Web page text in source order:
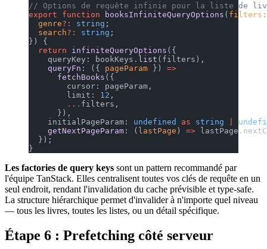
// Options de requête infinie pour la liste de
export function booksInfiniteQueryOptions ( filters :
  genre
?: string ;
  search
?: string ;
}) {
  return
infiniteQueryOptions ({
    queryKey: bookKeys.
list (filters),
    queryFn
: ({ pageParam }) =>
      fetchBooks
({
        cursor: pageParam,
        limit:
12 ,
        ...
filters,
      }),
    initialPageParam:
undefined as string
    getNextPageParam
: ( lastPage ) =>
  });
}
Les factories de query keys sont un pattern recommandé par
l'équipe TanStack. Elles centralisent toutes vos clés de requête en un
seul endroit, rendant l'invalidation du cache prévisible et type-safe.
La structure hiérarchique permet d'invalider à n'importe quel niveau
— tous les livres, toutes les listes, ou un détail spécifique.
Étape 6 : Prefetching côté serveur